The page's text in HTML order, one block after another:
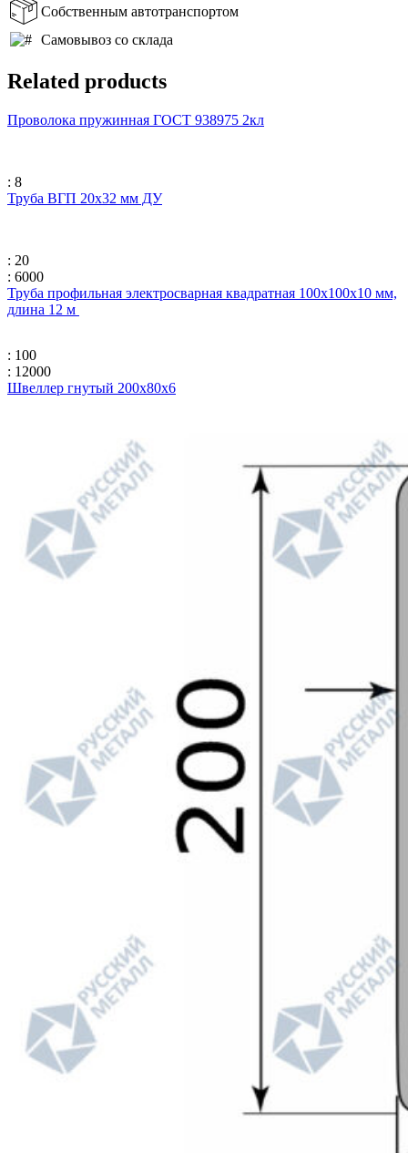
Собственным автотранспортом
Самовывоз со склада
Related products
Проволока пружинная ГОСТ 938975 2кл
: 8
Труба ВГП 20х32 мм ДУ
: 20
: 6000
Труба профильная электросварная квадратная 100х100х10 мм,
длина 12 м
: 100
: 12000
Швеллер гнутый 200x80x6